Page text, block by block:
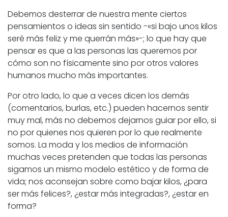
Debemos desterrar de nuestra mente ciertos
pensamientos o ideas sin sentido -«si bajo unos kilos
seré más feliz y me querrán más»-; lo que hay que
pensar es que a las personas las queremos por
cómo son no físicamente sino por otros valores
humanos mucho más importantes.
Por otro lado, lo que a veces dicen los demás
(comentarios, burlas, etc.) pueden hacernos sentir
muy mal, más no debemos dejarnos guiar por ello, si
no por quienes nos quieren por lo que realmente
somos. La moda y los medios de información
muchas veces pretenden que todas las personas
sigamos un mismo modelo estético y de forma de
vida; nos aconsejan sobre como bajar kilos, ¿para
ser más felices?, ¿estar más integradas?, ¿estar en
forma?